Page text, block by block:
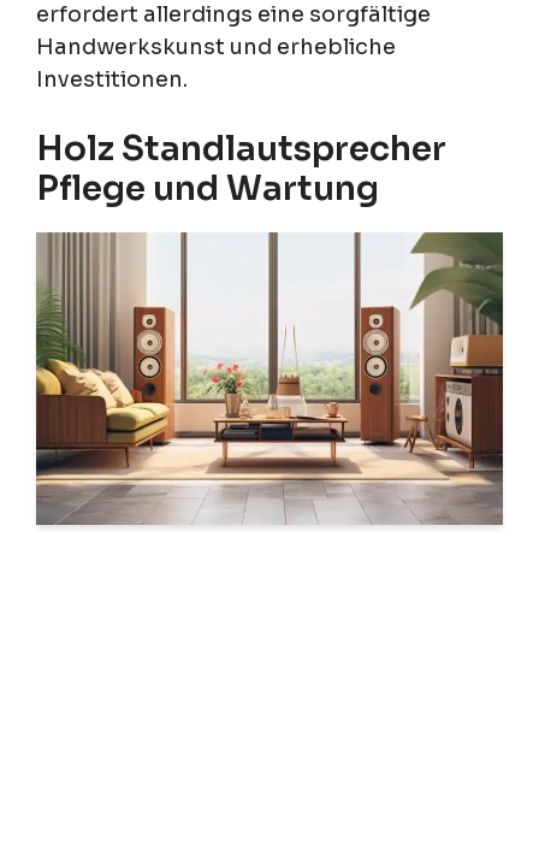
erfordert allerdings eine sorgfältige
Handwerkskunst und erhebliche
Investitionen.
Holz Standlautsprecher
Pflege und Wartung